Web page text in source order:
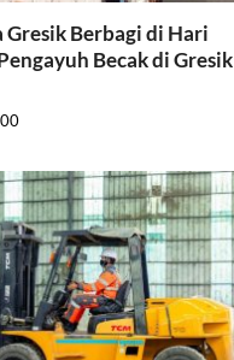
Berbagi di Hari
Becak di Gresik